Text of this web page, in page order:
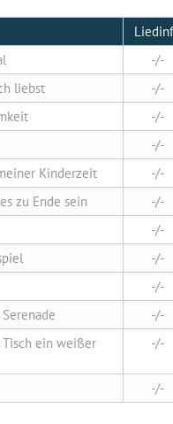
-/-
liebst
-/-
-/-
-/-
Kinderzeit
-/-
zu Ende sein
-/-
-/-
-/-
-/-
-/-
ein weißer
-/-
-/-